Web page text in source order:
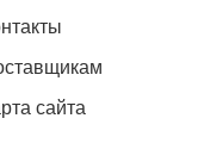
сайта